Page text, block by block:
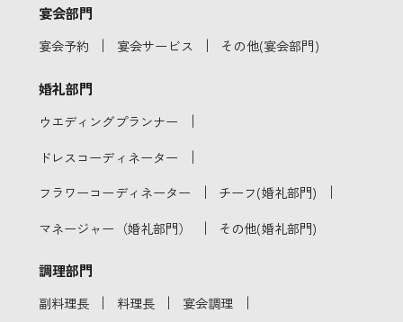
宴会部門
宴会予約 ｜ 宴会サービス ｜ その他(宴会部門)
婚礼部門
ウエディングプランナー ｜
ドレスコーディネーター ｜
フラワーコーディネーター ｜ チーフ(婚礼部門) ｜
マネージャー（婚礼部門） ｜ その他(婚礼部門)
調理部門
副料理長 ｜ 料理長 ｜ 宴会調理 ｜